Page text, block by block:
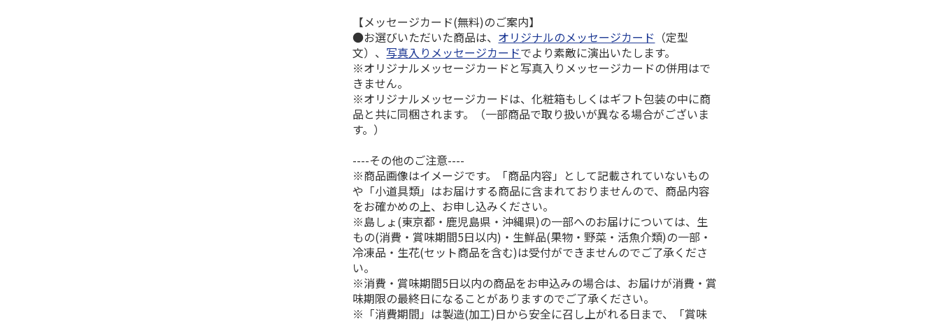
【メッセージカード(無料)のご案内】
●お選びいただいた商品は、 オリジナルのメッセージカード （定型
文）、写真入りメッセージカードでより素敵に演出いたします。
※オリジナルメッセージカードと写真入りメッセージカードの併用はで
きません。
※オリジナルメッセージカードは、化粧箱もしくはギフト包装の中に商
品と共に同梱されます。（一部商品で取り扱いが異なる場合がございま
す。）
----その他のご注意----
※商品画像はイメージです。「商品内容」として記載されていないもの
や「小道具類」はお届けする商品に含まれておりませんので、商品内容
をお確かめの上、お申し込みください。
※島しょ(東京都・鹿児島県・沖縄県)の一部へのお届けについては、生
もの(消費・賞味期間5日以内)・生鮮品(果物・野菜・活魚介類)の一部・
冷凍品・生花(セット商品を含む)は受付ができませんのでご了承くださ
い。
※消費・賞味期間5日以内の商品をお申込みの場合は、お届けが消費・賞
味期限の最終日になることがありますのでご了承ください。
※「消費期間」は製造(加工)日から安全に召し上がれる日まで、「賞味